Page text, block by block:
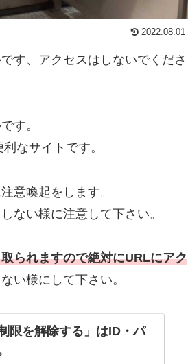
2022.08.01
す、アクセスはしないでくださ
す。
なサイトです。
意喚起をします。
ない様に注意して下さい。
られますので絶対にURLにアク
い様にして下さい。
限を解除する」はID・パ